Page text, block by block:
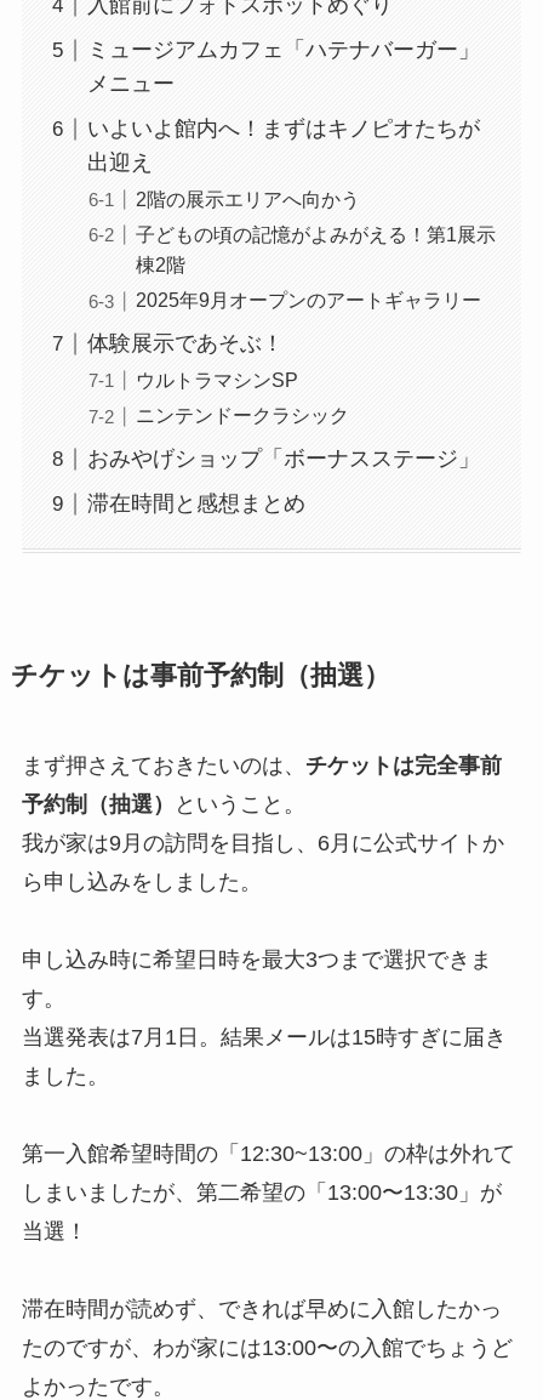
入館前にフォトスポットめぐり
ミュージアムカフェ「ハテナバーガー」
メニュー
いよいよ館内へ！まずはキノピオたちが
出迎え
2階の展示エリアへ向かう
子どもの頃の記憶がよみがえる！第1展示
棟2階
2025年9月オープンのアートギャラリー
体験展示であそぶ！
ウルトラマシンSP
ニンテンドークラシック
おみやげショップ「ボーナスステージ」
滞在時間と感想まとめ
チケットは事前予約制（抽選）
まず押さえておきたいのは、 チケットは完全事前
予約制（抽選）
ということ。
我が家は9月の訪問を目指し、6月に公式サイトか
ら申し込みをしました。
申し込み時に希望日時を最大3つまで選択できま
す。
当選発表は7月1日。結果メールは15時すぎに届き
ました。
第一入館希望時間の「12:30~13:00」の枠は外れて
しまいましたが、第二希望の「13:00〜13:30」が
当選！
滞在時間が読めず、できれば早めに入館したかっ
たのですが、わが家には13:00〜の入館でちょうど
よかったです。